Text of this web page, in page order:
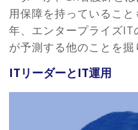
用保障を持っているこ
年、エンタープライズIT
が予測する他のことを掘
ITリーダーとIT運用